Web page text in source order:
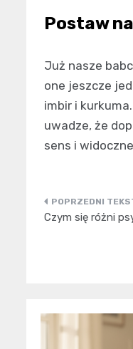
Postaw
Już nasze
one jeszcze
imbir i
uwadze, że
sens i
Nawigacja
Czym się różni